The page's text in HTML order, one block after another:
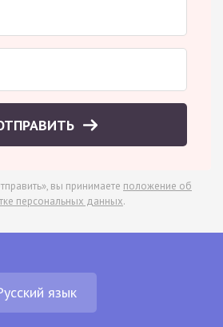
вы принимаете положение об
персональных данных.
язык